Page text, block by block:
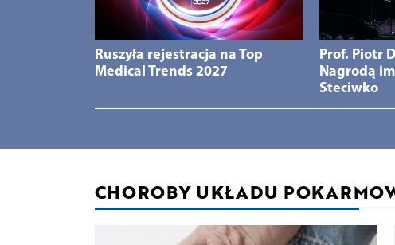
Ruszyła rejestracja na Top
Medical Trends 2027
Prof. Piotr
Nagrodą
Steciwko
CHOROBY UKŁADU